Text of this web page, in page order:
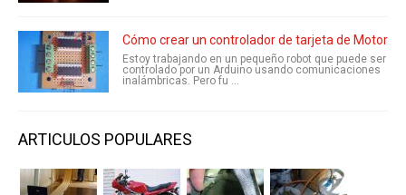
Cómo crear un controlador de tarjeta de Motor
Estoy trabajando en un pequeño robot que puede ser
controlado por un Arduino usando comunicaciones
inalámbricas. Pero fu ...
ARTICULOS POPULARES